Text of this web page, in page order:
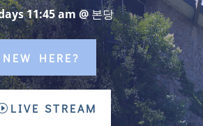
11:45 am @본당
NEW HERE?
LIVE STREAM